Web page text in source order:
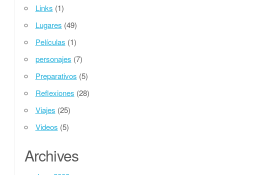
Links (1)
Lugares (49)
Pelí­culas (1)
personajes (7)
Preparativos (5)
Reflexiones (28)
Viajes (25)
Videos (5)
Archives